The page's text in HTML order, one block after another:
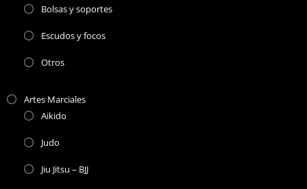
Bolsas y soportes
Escudos y focos
Otros
Artes Marciales
Aikido
Judo
Jiu Jitsu – BJJ